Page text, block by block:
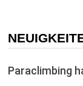
Paraclimbing